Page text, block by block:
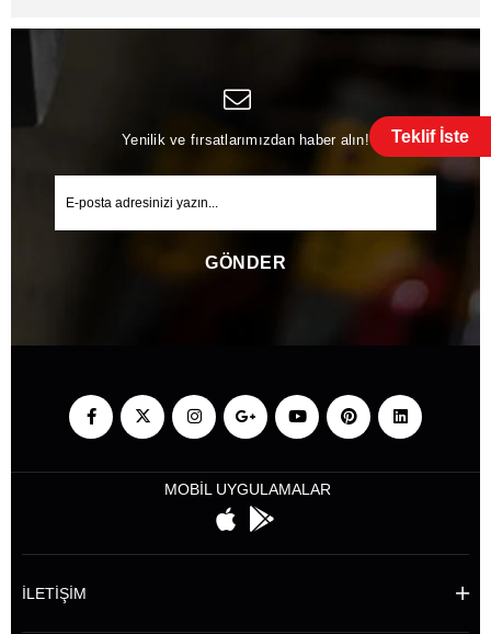
Teklif İste
Yenilik ve fırsatlarımızdan haber alın!
GÖNDER
MOBİL UYGULAMALAR
İLETİŞİM